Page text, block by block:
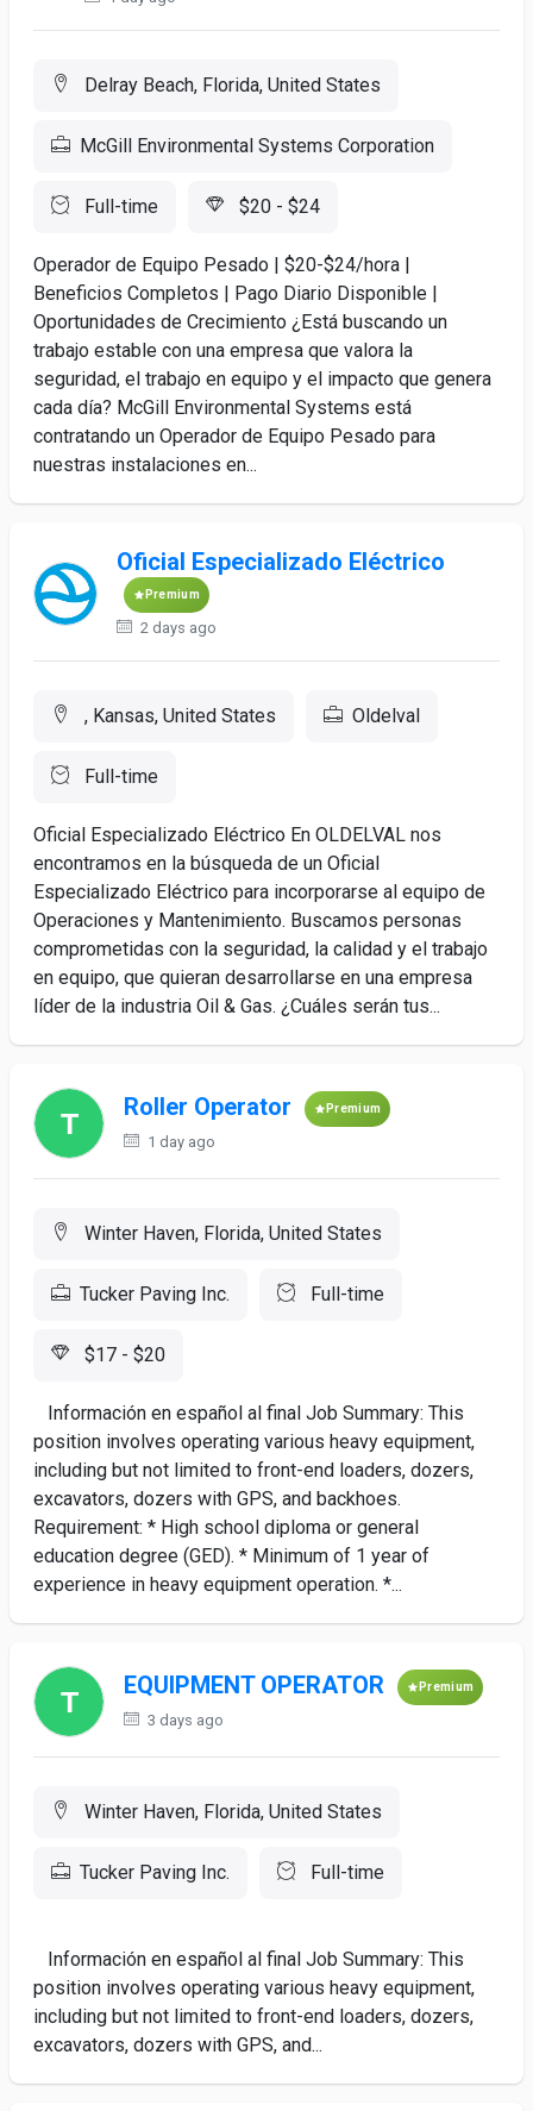
Delray Beach, Florida, United States
McGill Environmental Systems Corporation
Full-time $20 - $24
Operador de Equipo Pesado | $20-$24/hora |
Beneficios Completos | Pago Diario Disponible |
Oportunidades de Crecimiento ¿Está buscando un
trabajo estable con una empresa que valora la
seguridad, el trabajo en equipo y el impacto que genera
cada día? McGill Environmental Systems está
contratando un Operador de Equipo Pesado para
nuestras instalaciones en...
Oficial Especializado Eléctrico
Premium
2 days ago
, Kansas, United States Oldelval
Full-time
Oficial Especializado Eléctrico En OLDELVAL nos
encontramos en la búsqueda de un Oficial
Especializado Eléctrico para incorporarse al equipo de
Operaciones y Mantenimiento. Buscamos personas
comprometidas con la seguridad, la calidad y el trabajo
en equipo, que quieran desarrollarse en una empresa
líder de la industria Oil & Gas. ¿Cuáles serán tus...
Roller Operator Premium
1 day ago
Winter Haven, Florida, United States
Tucker Paving Inc. Full-time
$17 - $20
Información en español al final Job Summary: This
position involves operating various heavy equipment,
including but not limited to front-end loaders, dozers,
excavators, dozers with GPS, and backhoes.
Requirement: * High school diploma or general
education degree (GED). * Minimum of 1 year of
experience in heavy equipment operation. *...
EQUIPMENT OPERATOR Premium
3 days ago
Winter Haven, Florida, United States
Tucker Paving Inc. Full-time
Información en español al final Job Summary: This
position involves operating various heavy equipment,
including but not limited to front-end loaders, dozers,
excavators, dozers with GPS, and...